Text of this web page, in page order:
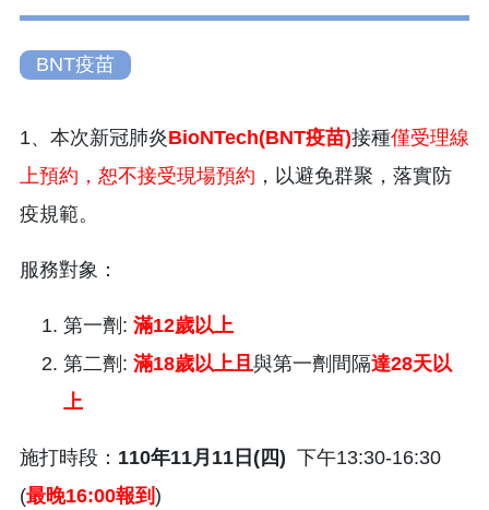
BNT疫苗
1、本次新冠肺炎BioNTech(BNT疫苗)​接種僅受理線
上預約，恕不接受現場預約 ，以避免群聚，落實防
疫規範。
服務對象：
第一劑: 滿12歲以上
第二劑: 滿18歲以上 且 與第一劑間隔達28天以
上
施打時段： 110年11月11日(四) 下午13:30-16:30
(最晚16:00報到 )